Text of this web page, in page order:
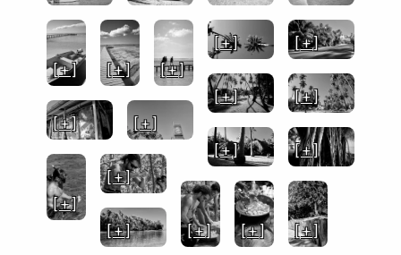
[ + ] [ + ] [ + ]
[ + ] [ + ]
[ + ]
[ + ]
[ + ]
[ + ]
[ + ]
[ + ]
[ + ]
[ + ]
[ + ] [ + ] [ + ]
[ + ]